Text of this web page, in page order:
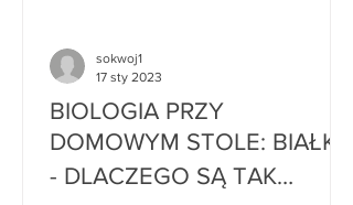
BIOLOGIA PRZY
DOMOWYM STOLE: BIAŁKA
- DLACZEGO SĄ TAK
sokwoj1
17 sty 2023